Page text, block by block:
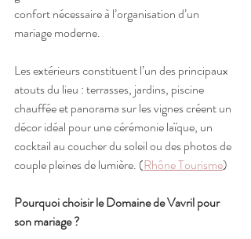
confort nécessaire à l’organisation d’un
mariage moderne.
Les extérieurs constituent l’un des principaux
atouts du lieu : terrasses, jardins, piscine
chauffée et panorama sur les vignes créent un
décor idéal pour une cérémonie laïque, un
cocktail au coucher du soleil ou des photos de
couple pleines de lumière. (Rhône Tourisme)
Pourquoi choisir le Domaine de Vavril pour
son mariage ?